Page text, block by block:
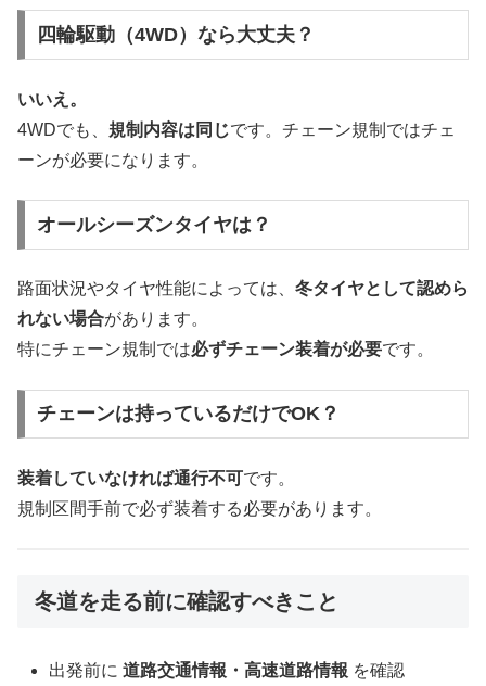
四輪駆動（4WD）なら大丈夫？
いいえ。
4WDでも、 規制内容は同じです。チェーン規制ではチェ
ーンが必要になります。
オールシーズンタイヤは？
路面状況やタイヤ性能によっては、 冬タイヤとして認めら
れない場合があります。
特にチェーン規制では必ずチェーン装着が必要です。
チェーンは持っているだけでOK？
装着していなければ通行不可です。
規制区間手前で必ず装着する必要があります。
冬道を走る前に確認すべきこと
出発前に道路交通情報・高速道路情報 を確認